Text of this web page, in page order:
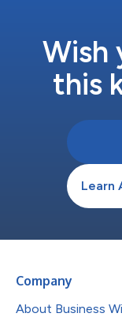
は、対象会社の長年
の強さに対する合理
Wish
this
Learn
Company
About Business